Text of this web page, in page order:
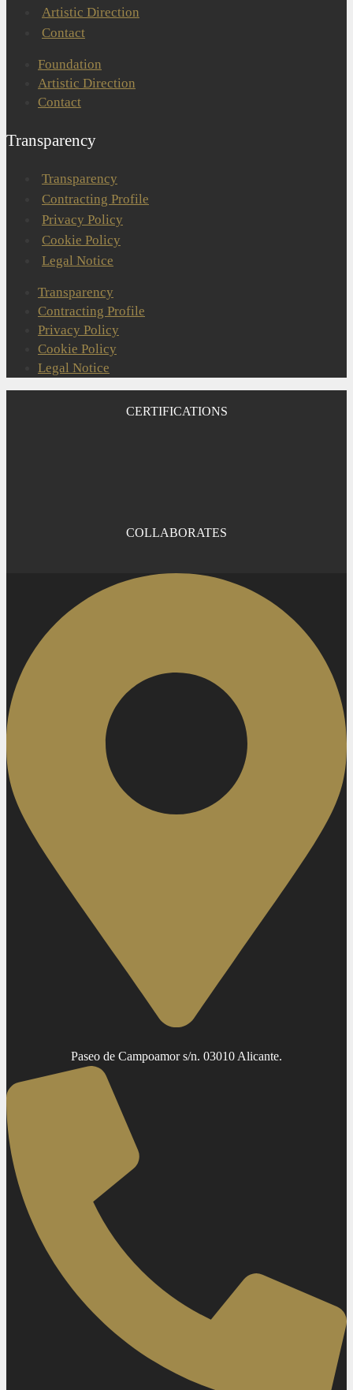
Artistic Direction
Contact
Foundation
Artistic Direction
Contact
Transparency
Transparency
Contracting Profile
Privacy Policy
Cookie Policy
Legal Notice
Transparency
Contracting Profile
Privacy Policy
Cookie Policy
Legal Notice
CERTIFICATIONS
COLLABORATES
Paseo de Campoamor s/n. 03010 Alicante.